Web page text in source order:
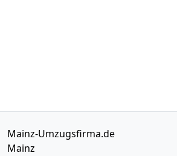
Mainz-Umzugsfirma.de
Mainz